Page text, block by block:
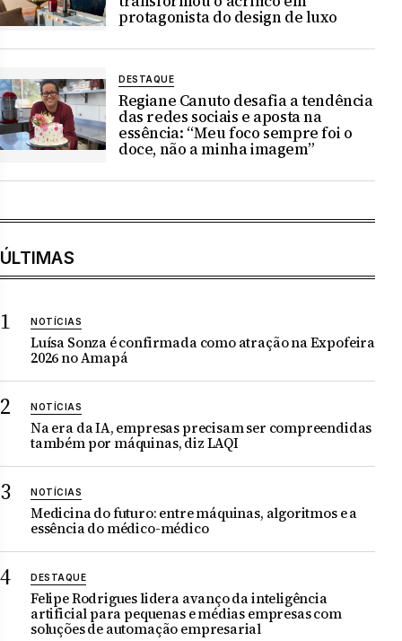
protagonista do design de luxo
DESTAQUE
Regiane Canuto desafia a tendência
das redes sociais e aposta na
essência: “Meu foco sempre foi o
doce, não a minha imagem”
ÚLTIMAS
NOTÍCIAS
Luísa Sonza é confirmada como atração na Expofeira
2026 no Amapá
NOTÍCIAS
Na era da IA, empresas precisam ser compreendidas
também por máquinas, diz LAQI
NOTÍCIAS
Medicina do futuro: entre máquinas, algoritmos e a
essência do médico-médico
DESTAQUE
Felipe Rodrigues lidera avanço da inteligência
artificial para pequenas e médias empresas com
soluções de automação empresarial